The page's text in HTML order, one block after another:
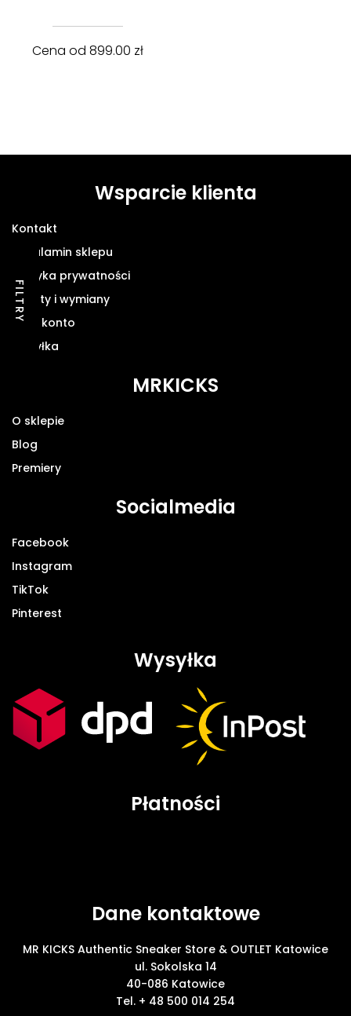
Cena od 899.00 zł
FILTRY
Wsparcie klienta
Kontakt
Regulamin sklepu
Polityka prywatności
Zwroty i wymiany
Moje konto
Wysyłka
MRKICKS
O sklepie
Blog
Premiery
Socialmedia
Facebook
Instagram
TikTok
Pinterest
Wysyłka
Płatności
Dane kontaktowe
MR KICKS Authentic Sneaker Store & OUTLET Katowice
ul. Sokolska 14
40-086 Katowice
Tel. + 48 500 014 254